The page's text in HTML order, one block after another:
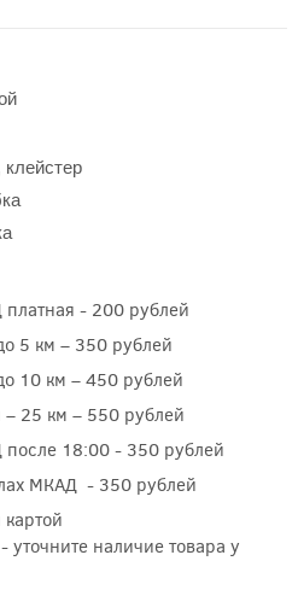
клейстер
- 200 рублей
5 км – 350 рублей
10 км – 450 рублей
25 км – 550 рублей
18:00 - 350 рублей
МКАД - 350 рублей
уточните наличие товара у